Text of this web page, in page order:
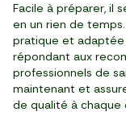
Facile à préparer, il
en un rien de
pratique et
répondant aux
professionnels de
maintenant et
de qualité à chaque